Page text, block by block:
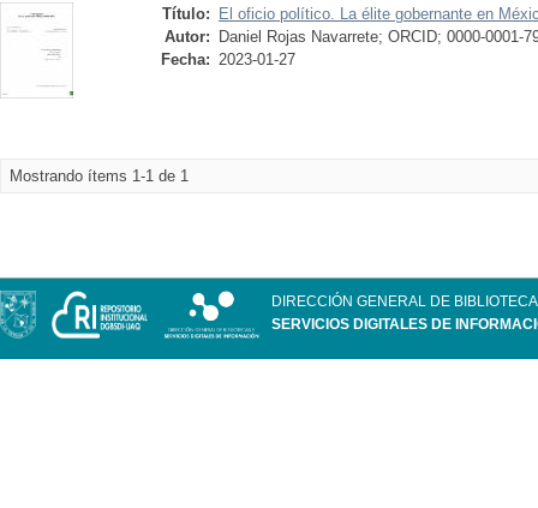
Título:
El oficio político. La élite gobernante en
Autor:
Daniel Rojas Navarrete; ORCID; 0000-0001-
Fecha: 2023-01-27
Mostrando ítems 1-1 de 1
DIRECCIÓN GENERAL DE
SERVICIOS DIGITALES DE